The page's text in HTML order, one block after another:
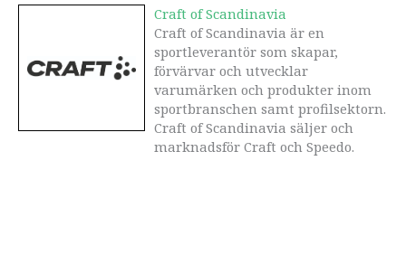
Craft of Scandinavia
Craft of Scandinavia är en
sportleverantör som skapar,
förvärvar och utvecklar
varumärken och produkter inom
sportbranschen samt profilsektorn.
Craft of Scandinavia säljer och
marknadsför Craft och Speedo.